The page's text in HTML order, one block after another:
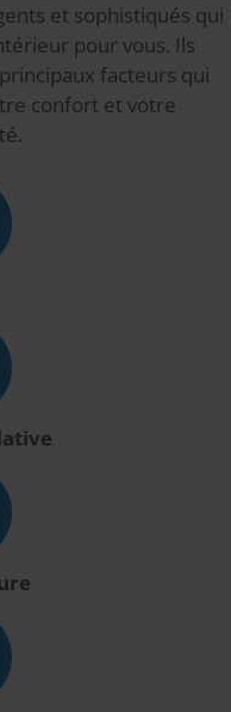
et sophistiqués qui
pour vous. Ils
facteurs qui
confort et votre